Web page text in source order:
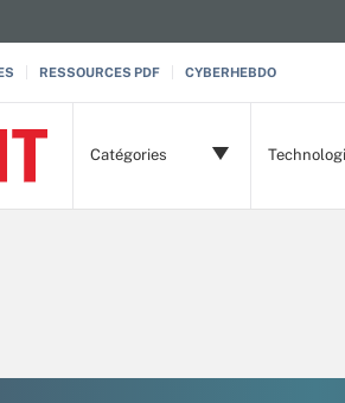
RESSOURCES PDF CYBERHEBDO
Catégories